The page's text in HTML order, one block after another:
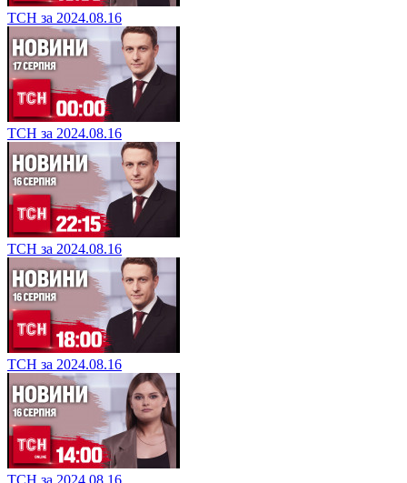
ТСН за 2024.08.16
ТСН за 2024.08.16
ТСН за 2024.08.16
ТСН за 2024.08.16
ТСН за 2024.08.16